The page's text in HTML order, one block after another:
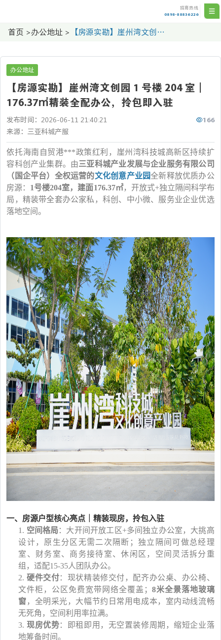
招商热线
0898-88836226
首页 >办公地址 > 【房源实勘】崖州湾文创园 1 号楼 204 室｜176.37㎡精装全配办公，拎包即入驻
办公地址
【房源实勘】崖州湾文创园 1 号楼 204 室｜
176.37㎡精装全配办公，拎包即入驻
发布时间：2026-06-11 21:40:21
来源：三亚科城产服
166
依托海南自贸港***政策红利，崖州湾科技城高新区持续扩
容科创产业集群。由三亚科城产业发展与企业服务有限公司
（国企平台）全权运营的文化创意产业园全新释放优质办公
房源： 1号楼204室，建面176.37㎡，开放式+独立隔间科学布
局，精装带全套办公家私，科创、中小微、服务业企业优选
落地空间。
一、房源户型核心亮点｜精装现房，拎包入驻
1. 空间格局：大开间开放工区 +多间独立办公室，大挑高
设计，原生分区无需二次隔断；独立隔间可做总经理
室、财务室、商务接待室、休闲区，空间灵活拆分重
组，适配15-35人团队办公。
2. 硬件交付：现状精装修交付，配齐办公桌、办公椅、
文件柜，公区免费宽带网络全覆盖； 8米全景落地玻璃
窗 ，全明采光，大幅节约日常用电成本，室内动线流畅
无死角，空间利用率拉满。
3. 现房优势：即租即用，无空置装修周期，缩短企业落
地筹备时间。